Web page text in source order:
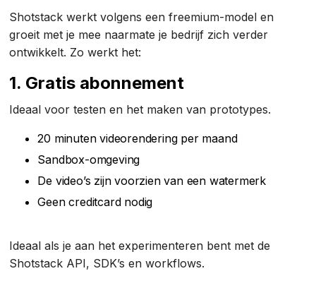
Shotstack werkt volgens een freemium-model en
groeit met je mee naarmate je bedrijf zich verder
ontwikkelt. Zo werkt het:
1. Gratis abonnement
Ideaal voor testen en het maken van prototypes.
20 minuten videorendering per maand
Sandbox-omgeving
De video’s zijn voorzien van een watermerk
Geen creditcard nodig
Ideaal als je aan het experimenteren bent met de
Shotstack API, SDK’s en workflows.